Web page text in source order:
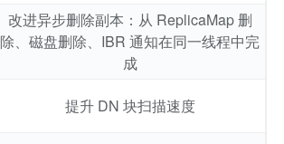
改进异步删除副本：从 ReplicaMap 删
除、磁盘删除、IBR 通知在同一线程中完
成
提升 DN 块扫描速度